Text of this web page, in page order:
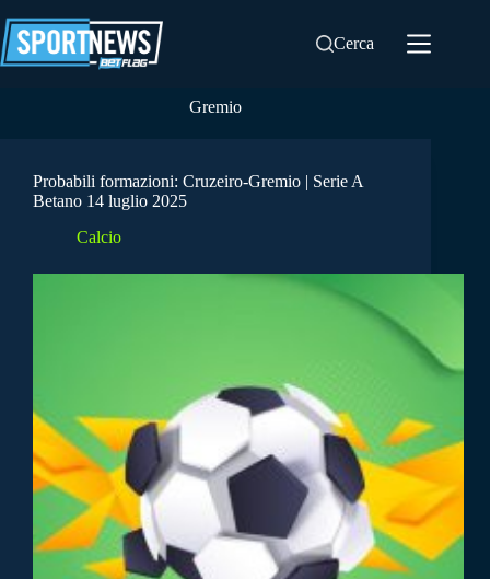
al
contenuto
Cerca
Gremio
Probabili formazioni: Cruzeiro-Gremio | Serie A
Betano 14 luglio 2025
Calcio